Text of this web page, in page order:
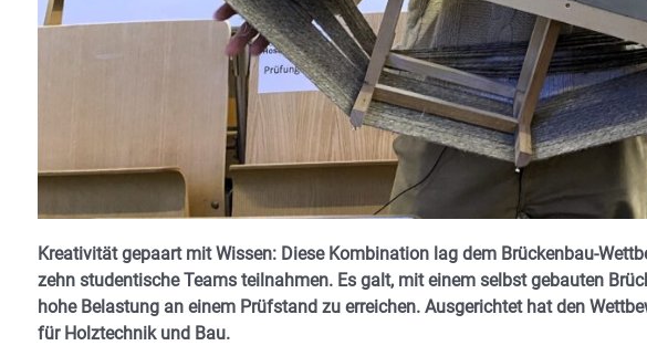
Kreativität gepaart mit Wissen: Diese Kombination lag dem Brückenbau-
zehn studentische Teams teilnahmen. Es galt, mit einem selbst gebauten
hohe Belastung an einem Prüfstand zu erreichen. Ausgerichtet hat den
für Holztechnik und Bau.